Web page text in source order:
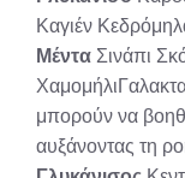
Καγιέν
Μέντα Σινάπι
μπορούν να
αυξάνοντας τη